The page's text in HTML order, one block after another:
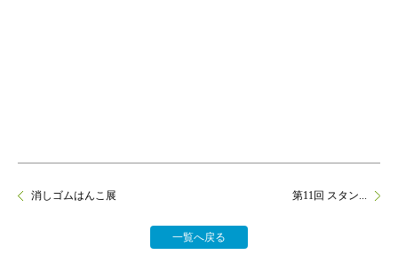
消しゴムはんこ展
一覧へ戻る
第11回 スタン...